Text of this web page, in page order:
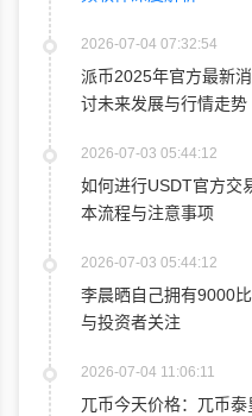
2026-07-04 07:32:54
派币2025年官方最新
讨未来发展与行情走势
2026-07-03 05:44:12
如何进行USDT官方交
本流程与注意事项
2026-07-03 05:44:12
李晨晒自己拥有9000
与投资者关注
2026-07-04 11:06:11
兀币今天价格：兀币